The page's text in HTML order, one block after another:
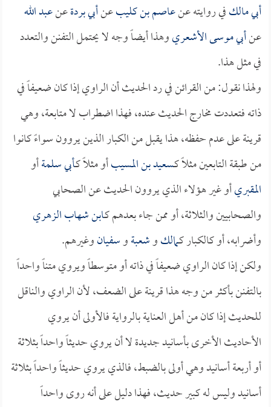
أبي مالكفي روايته عنعاصم بن كليبعنأبي بردةعنعبد الله
عنأبي موسى الأشعريوهذا أيضاً وجه لا يحتمل التفنن والتعدد
في مثل هذا.
ولهذا نقول: من القرائن في رد الحديث أن الراوي إذا كان ضعيفاً في
ذاته فتعددت مخارج الحديث عنده، فهذا اضطراب لا متابعة، وهي
قرينة على عدم حفظه، هذا يقبل من الكبار الذين يروون سواءً كانوا
من طبقة التابعين مثلاً كـسعيد بن المسيبأو مثلاً كـأبي سلمةأو
المقبريأو غير هؤلاء الذي يروون الحديث عن الصحابي
والصحابيين والثلاثة، أو ممن جاء بعدهم كـابن شهاب الزهري
وأضرابه، أو كالكبار كـمالكوشعبةوسفيانوغيرهم.
ولكن إذا كان الراوي ضعيفاً في ذاته أو متوسطاً ويروي متناً واحداً
بالتفنن بأكثر من وجه هذا قرينة على الضعف، لأن الراوي والناقل
للحديث إذا كان من أهل العناية بالرواية فالأولى أن يروي
الأحاديث الأخرى بأسانيد جديدة لا أن يروي حديثاً واحداً بثلاثة
أو أربعة أسانيد وهي أولى بالضبط، فالذي يروي حديثاً واحداً بثلاثة
أسانيد وليس له كبير حديث، فهذا دليل على أنه روى واحداً